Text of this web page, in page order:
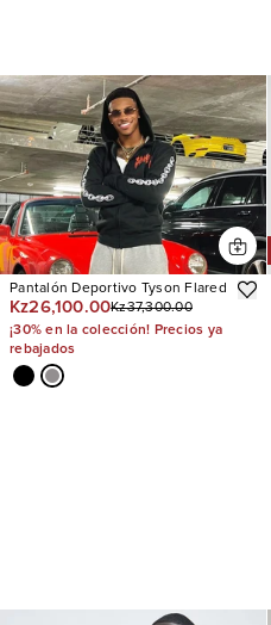
Pantalón Deportivo Tyson Flared
Kz26,100.00Kz37,300.00
¡30% en la colección! Precios ya
rebajados